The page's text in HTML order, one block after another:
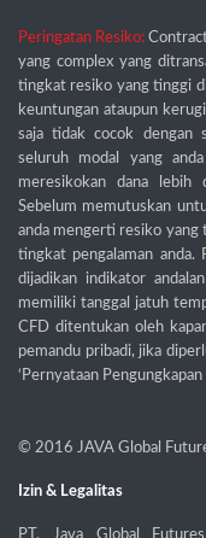
Peringatan Resiko:
yang complex yang
tingkat resiko yang tinggi
keuntungan ataupun
saja tidak cocok dengan
seluruh modal yang
meresikokan dana lebih
Sebelum memutuskan
anda mengerti resiko yang
tingkat pengalaman
dijadikan indikator
memiliki tanggal jatuh
CFD ditentukan oleh
pemandu pribadi, jika
‘Pernyataan Pengungkapan
© 2016 JAVA Global
Izin & Legalitas
PT. Java Global